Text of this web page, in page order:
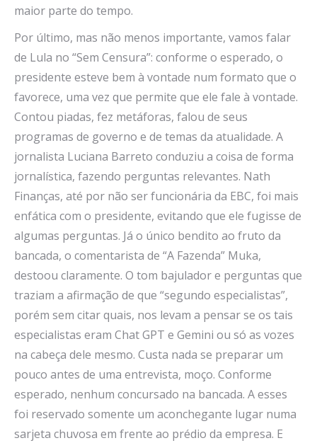
maior parte do tempo.
Por último, mas não menos importante, vamos falar
de Lula no “Sem Censura”: conforme o esperado, o
presidente esteve bem à vontade num formato que o
favorece, uma vez que permite que ele fale à vontade.
Contou piadas, fez metáforas, falou de seus
programas de governo e de temas da atualidade. A
jornalista Luciana Barreto conduziu a coisa de forma
jornalística, fazendo perguntas relevantes. Nath
Finanças, até por não ser funcionária da EBC, foi mais
enfática com o presidente, evitando que ele fugisse de
algumas perguntas. Já o único bendito ao fruto da
bancada, o comentarista de “A Fazenda” Muka,
destoou claramente. O tom bajulador e perguntas que
traziam a afirmação de que “segundo especialistas”,
porém sem citar quais, nos levam a pensar se os tais
especialistas eram Chat GPT e Gemini ou só as vozes
na cabeça dele mesmo. Custa nada se preparar um
pouco antes de uma entrevista, moço. Conforme
esperado, nenhum concursado na bancada. A esses
foi reservado somente um aconchegante lugar numa
sarjeta chuvosa em frente ao prédio da empresa. E